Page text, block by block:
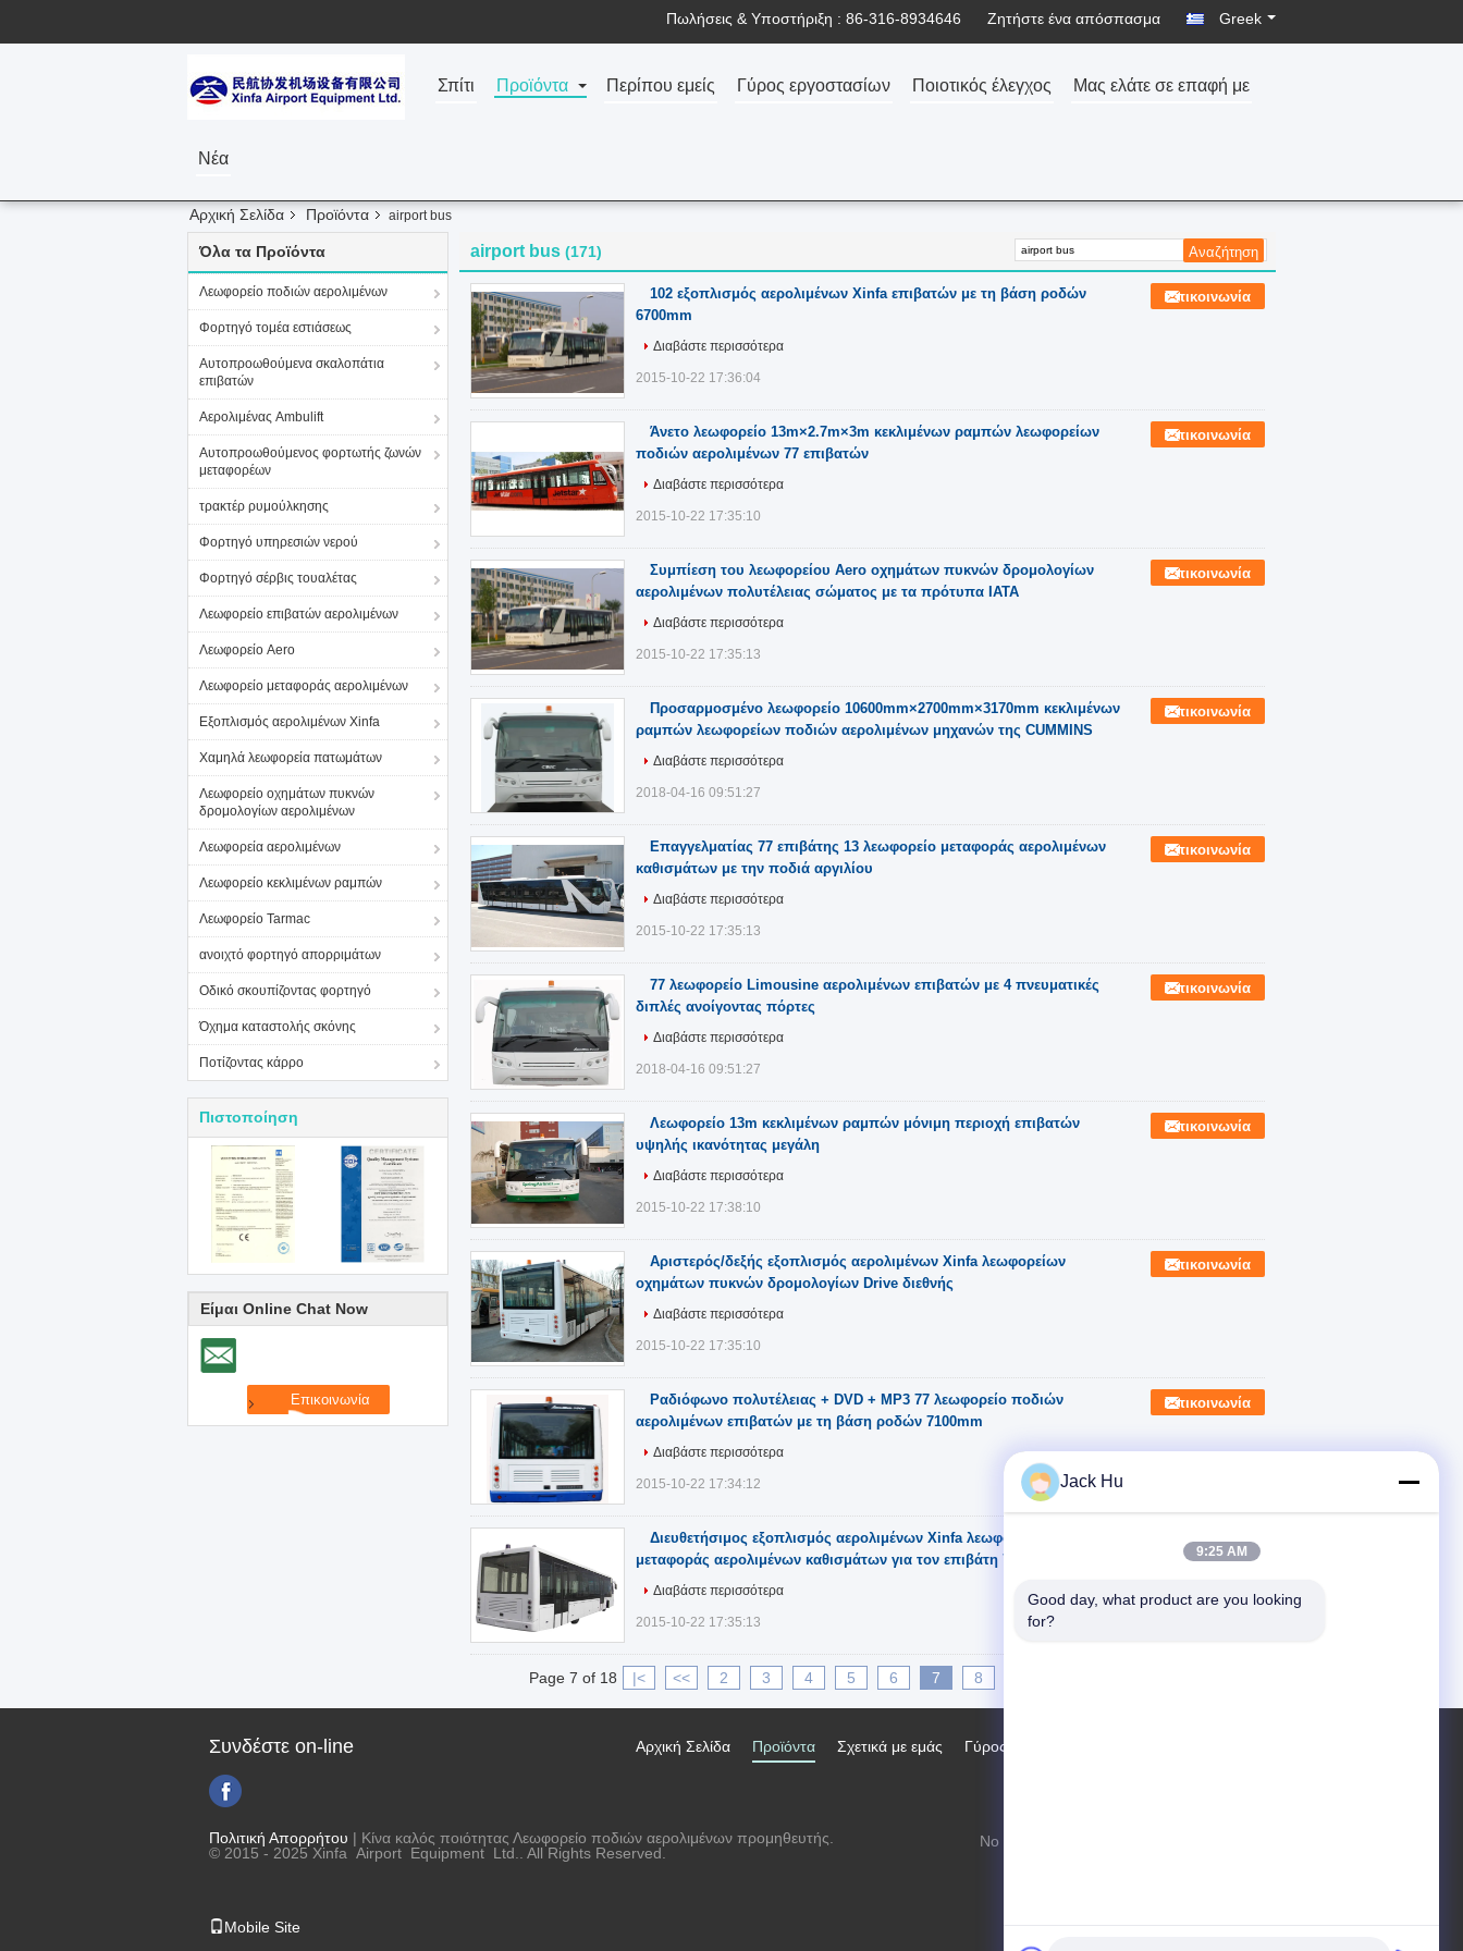
Πωλήσεις & Υποστήριξη : 86-316-8934646 Ζητήστε ένα απόσπασμα Greek
Σπίτι Προϊόντα Περίπου εμείς Γύρος εργοστασίων Ποιοτικός έλεγχος Μας ελάτε σε επαφή με
Νέα
Αρχική Σελίδα Προϊόντα airport bus
Όλα τα Προϊόντα
Λεωφορείο ποδιών αερολιμένων
Φορτηγό τομέα εστιάσεως
Αυτοπροωθούμενα σκαλοπάτια
επιβατών
Αερολιμένας Ambulift
Αυτοπροωθούμενος φορτωτής ζωνών
μεταφορέων
τρακτέρ ρυμούλκησης
Φορτηγό υπηρεσιών νερού
Φορτηγό σέρβις τουαλέτας
Λεωφορείο επιβατών αερολιμένων
Λεωφορείο Aero
Λεωφορείο μεταφοράς αερολιμένων
Εξοπλισμός αερολιμένων Xinfa
Χαμηλά λεωφορεία πατωμάτων
Λεωφορείο οχημάτων πυκνών
δρομολογίων αερολιμένων
Λεωφορεία αερολιμένων
Λεωφορείο κεκλιμένων ραμπών
Λεωφορείο Tarmac
ανοιχτό φορτηγό απορριμάτων
Οδικό σκουπίζοντας φορτηγό
Όχημα καταστολής σκόνης
Ποτίζοντας κάρρο
Πιστοποίηση
Είμαι Online Chat Now
airport bus (171)
102 εξοπλισμός αερολιμένων Xinfa επιβατών με τη βάση ροδών
6700mm
Επικοινωνία
Διαβάστε περισσότερα
2015-10-22 17:36:04
Άνετο λεωφορείο 13m×2.7m×3m κεκλιμένων ραμπών λεωφορείων
ποδιών αερολιμένων 77 επιβατών
Επικοινωνία
Διαβάστε περισσότερα
2015-10-22 17:35:10
Συμπίεση του λεωφορείου Aero οχημάτων πυκνών δρομολογίων
αερολιμένων πολυτέλειας σώματος με τα πρότυπα IATA
Επικοινωνία
Διαβάστε περισσότερα
2015-10-22 17:35:13
Προσαρμοσμένο λεωφορείο 10600mm×2700mm×3170mm κεκλιμένων
ραμπών λεωφορείων ποδιών αερολιμένων μηχανών της CUMMINS
Επικοινωνία
Διαβάστε περισσότερα
2018-04-16 09:51:27
Επαγγελματίας 77 επιβάτης 13 λεωφορείο μεταφοράς αερολιμένων
καθισμάτων με την ποδιά αργιλίου
Επικοινωνία
Διαβάστε περισσότερα
2015-10-22 17:35:13
77 λεωφορείο Limousine αερολιμένων επιβατών με 4 πνευματικές
διπλές ανοίγοντας πόρτες
Επικοινωνία
Διαβάστε περισσότερα
2018-04-16 09:51:27
Λεωφορείο 13m κεκλιμένων ραμπών μόνιμη περιοχή επιβατών
υψηλής ικανότητας μεγάλη
Επικοινωνία
Διαβάστε περισσότερα
2015-10-22 17:38:10
Αριστερός/δεξής εξοπλισμός αερολιμένων Xinfa λεωφορείων
οχημάτων πυκνών δρομολογίων Drive διεθνής
Επικοινωνία
Διαβάστε περισσότερα
2015-10-22 17:35:10
Ραδιόφωνο πολυτέλειας + DVD + MP3 77 λεωφορείο ποδιών
αερολιμένων επιβατών με τη βάση ροδών 7100mm
Επικοινωνία
Διαβάστε περισσότερα
2015-10-22 17:34:12
Διευθετήσιμος εξοπλισμός αερολιμένων Xinfa λεωφορείων
μεταφοράς αερολιμένων καθισμάτων για τον επιβάτη 77
Επικοινωνία
Διαβάστε περισσότερα
2015-10-22 17:35:13
Page 7 of 18 |< << 2 3 4 5 6 7 8
Συνδέστε on-line Γύρος εργοστασίων
Σχετικά με εμάς
Προϊόντα
Αρχική Σελίδα
Πολιτική Απορρήτου | Κίνα καλός ποιότητας Λεωφορείο ποδιών αερολιμένων προμηθευτής.
© 2015 - 2025 Xinfa Airport Equipment Ltd.. All Rights Reserved.
Νο 97 δρόμος Changping, πόλη Shahe,
Mobile Site
Jack Hu
9:25 AM
Good day, what product are you looking
for?